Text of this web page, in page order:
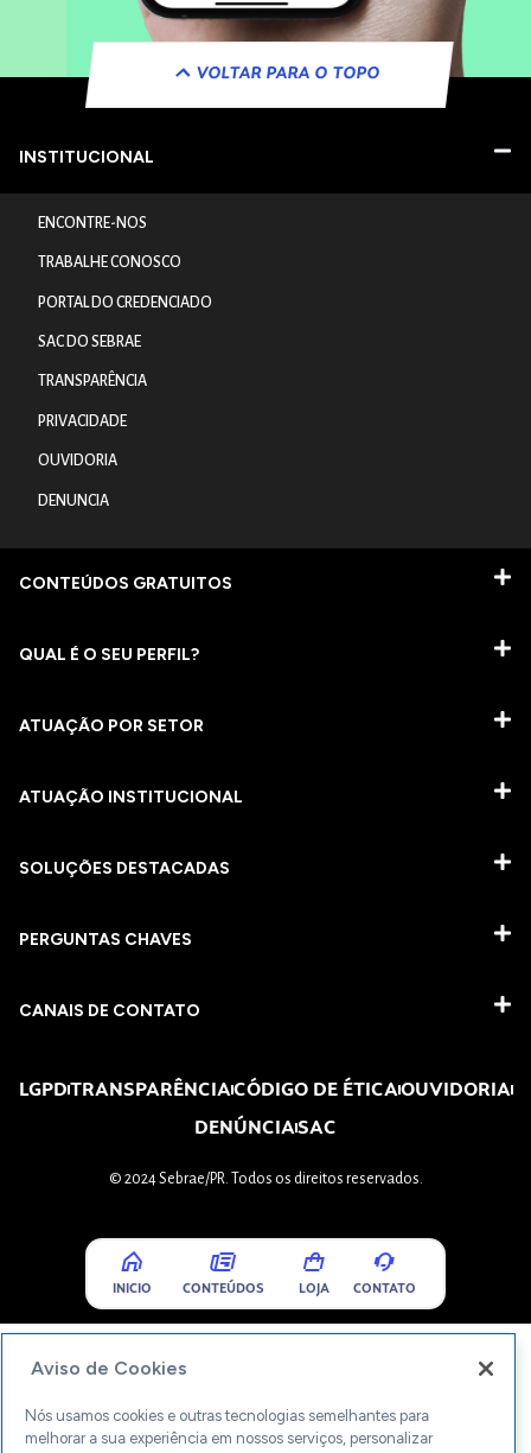
VOLTAR PARA O TOPO
INSTITUCIONAL
ENCONTRE-NOS
TRABALHE CONOSCO
PORTAL DO CREDENCIADO
SAC DO SEBRAE
TRANSPARÊNCIA
PRIVACIDADE
OUVIDORIA
DENUNCIA
CONTEÚDOS GRATUITOS
QUAL É O SEU PERFIL?
ATUAÇÃO POR SETOR
ATUAÇÃO INSTITUCIONAL
SOLUÇÕES DESTACADAS
PERGUNTAS CHAVES​
CANAIS DE CONTATO
LGPDTRANSPARÊNCIACÓDIGO DE ÉTICAOUVIDORIA
DENÚNCIASAC
© 2024 Sebrae/PR. Todos os direitos reservados.
INICIO CONTEÚDOS LOJA CONTATO
Aviso de Cookies
Nós usamos cookies e outras tecnologias semelhantes para
melhorar a sua experiência em nossos serviços, personalizar